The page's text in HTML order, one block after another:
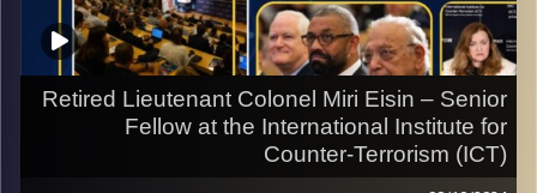
Retired Lieutenant Colonel Miri Eisin – Senior
Fellow at the International Institute for
Counter-Terrorism (ICT)